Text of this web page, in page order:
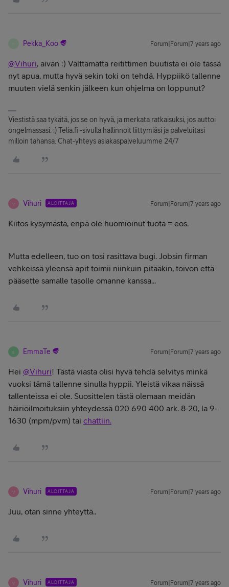
Pekka_Koo Forum|Forum|7 years ago
@Vihuri, aivan :) Välttämättä reitittimen buutista ei ole tässä
nyt apua, mutta hyvä sekin toki on tehdä. Hyppiikö tallenne
muuten vielä senkin jälkeen kun ohjelma on loppunut?
Viestistä saa tykätä, jos se on hyvä, ja merkata ratkaisuksi, jos auttoi
ongelmassasi. :) Telia.fi -sivulla hallinnoit liittymiäsi ja palveluitasi
milloin tahansa. Chat-yhteys asiakaspalveluumme 24/7
V Vihuri ALOITTAJA Forum|Forum|7 years ago
Kiitos kysymästä, enpä ole huomioinut tuota = eos.
Mutta edelleen, tuo on tosi rasittava bugi. Jobsin firman
vehkeissä yleensä apit toimii niinkuin pitääkin, toivon että
pääsette samalle tasolle omanne kanssa...
E EmmaTe Forum|Forum|7 years ago
Hei @Vihuri! Tästä viasta olisi hyvä tehdä selvitys minkä
vuoksi tämä tallenne sinulla hyppii. Yleistä vikaa näissä
tallenteissa ei ole. Suosittelen tästä olemaan meidän
häiriöilmoituksiin yhteydessä 020 690 400 ark. 8-20, la 9-
1630 (mpm/pvm) tai chattiin.
V Vihuri ALOITTAJA Forum|Forum|7 years ago
Juu, otan sinne yhteyttä..
V Vihuri ALOITTAJA Forum|Forum|7 years ago